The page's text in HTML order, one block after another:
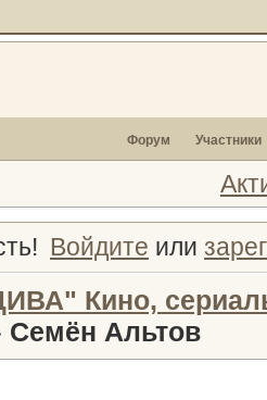
Форум Участники
Войдите или
Кино,
Семён Альтов